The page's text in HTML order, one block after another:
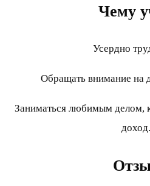
Чему
Усердно
Обращать внимание на
Заниматься любимым делом,
доход.